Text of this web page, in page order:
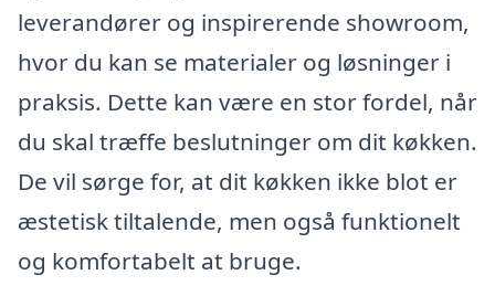
leverandører og inspirerende showroom,
hvor du kan se materialer og løsninger i
praksis. Dette kan være en stor fordel, når
du skal træffe beslutninger om dit køkken.
De vil sørge for, at dit køkken ikke blot er
æstetisk tiltalende, men også funktionelt
og komfortabelt at bruge.